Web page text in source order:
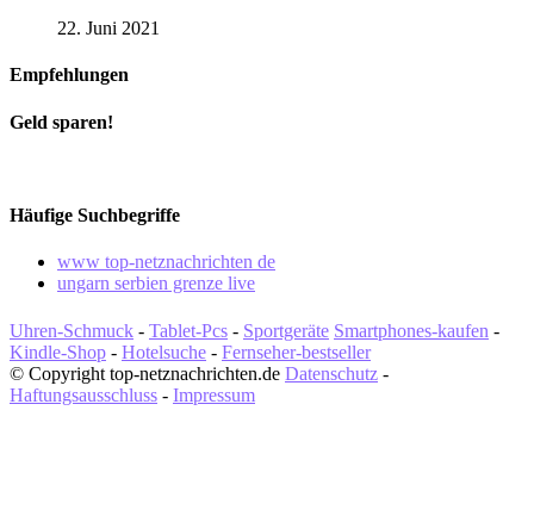
22. Juni 2021
Empfehlungen
Geld sparen!
Häufige Suchbegriffe
www top-netznachrichten de
ungarn serbien grenze live
Uhren-Schmuck - Tablet-Pcs - Sportgeräte Smartphones-kaufen -
Kindle-Shop - Hotelsuche - Fernseher-bestseller
© Copyright top-netznachrichten.de Datenschutz -
Haftungsausschluss - Impressum